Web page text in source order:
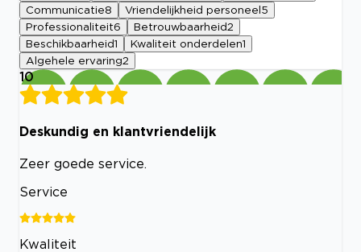
Communicatie8 Vriendelijkheid personeel 5
Professionaliteit6 Betrouwbaarheid2
Beschikbaarheid1 Kwaliteit onderdelen1
Algehele ervaring2
10
Deskundig en klantvriendelijk
Zeer goede service.
Service
Kwaliteit